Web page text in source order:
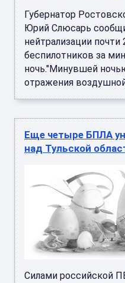
Губернатор
Юрий Слюсарь
нейтрализации почти
беспилотников за
ночь."Минувшей
отражения
Еще четыре БПЛА
над Тульской
Силами российской